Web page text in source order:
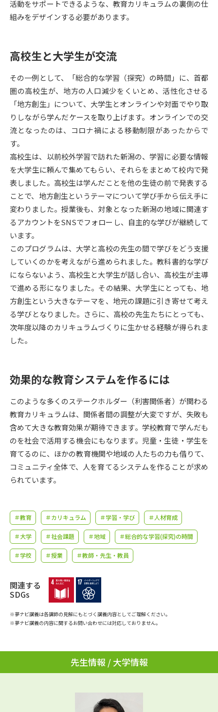
新増設大学・学部・学科特集
集
データサイエンス特集 奨学金・特待生制度特集
デジタルパンフレット 進路の３択
新学年スタート号特集ページ
（高3生用）
新学年スタート号特集ページ
（高2生用）
SELFBRAND特集ページ
オープンキャンパスなどを調べる
オープンキャンパス検索 実施プログラムから探す
来場型・Web型イベント特集
受験準備 資料検索
志望校・出願校を調べる
併願校選び
学問発見 学問検索
大学で学びたい学問発見
学問の教科書 夢ナビライブ
ユーザーサポート
Ｑ＆Ａ よくあるご質問
資料の料金の
テレメール
テレメール進学カタログ
訂正のご案内
活動をサポートできるような、教育カリキュラムの裏側の仕
組みをデザインする必要があります。
高校生と大学生が交流
その一例として、「総合的な学習（探究）の時間」に、首都
圏の高校生が、地方の人口減少をくいとめ、活性化させる
「地方創生」について、大学生とオンラインや対面でやり取
りしながら学んだケースを取り上げます。オンラインでの交
流となったのは、コロナ禍による移動制限があったからで
す。
高校生は、以前校外学習で訪れた新潟の、学習に必要な情報
を大学生に頼んで集めてもらい、それらをまとめて校内で発
表しました。高校生は学んだことを他の生徒の前で発表する
ことで、地方創生というテーマについて学び手から伝え手に
変わりました。授業後も、対象となった新潟の地域に関連す
るアカウントをSNSでフォローし、自主的な学びが継続して
います。
このプログラムは、大学と高校の先生の間で学びをどう支援
していくのかを考えながら進められました。教科書的な学び
にならないよう、高校生と大学生が話し合い、高校生が主導
で進める形になりました。その結果、大学生にとっても、地
方創生という大きなテーマを、地元の課題に引き寄せて考え
る学びとなりました。さらに、高校の先生たちにとっても、
次年度以降のカリキュラムづくりに生かせる経験が得られま
した。
効果的な教育システムを作るには
このような多くのステークホルダー（利害関係者）が関わる
教育カリキュラムは、関係者間の調整が大変ですが、失敗も
含めて大きな教育効果が期待できます。学校教育で学んだも
のを社会で活用する機会にもなります。児童・生徒・学生を
育てるのに、ほかの教育機関や地域の人たちの力も借りて、
コミュニティ全体で、人を育てるシステムを作ることが求め
られています。
＃教育 ＃カリキュラム ＃学習・学び ＃人材育成
＃大学 ＃社会課題 ＃地域 ＃総合的な学習(探究)の時間
＃学校 ＃授業 ＃教師・先生・教員
関連する
SDGs
※夢ナビ講義は各講師の見解にもとづく講義内容としてご理解ください。
※夢ナビ講義の内容に関するお問い合わせには対応しておりません。
先生情報 / 大学情報